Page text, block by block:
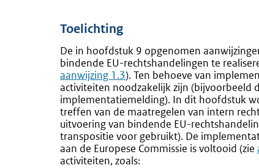
Toelichting
De in hoofdstuk 9 opgenomen
bindende EU-rechtshandelingen te
aanwijzing 1.3). Ten behoeve van
activiteiten noodzakelijk zijn (bijvoorbeeld
implementatiemelding). In dit hoofdstuk
treffen van de maatregelen van intern
uitvoering van bindende EU-
transpositie voor gebruikt). De
aan de Europese Commissie is voltooid (zie
activiteiten, zoals: